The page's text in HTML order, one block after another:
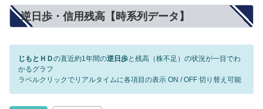
逆日歩・信用残高【時系列データ】
じもとＨＤの直近約1年間の逆日歩と残高（株不足）の状況が一目でわ
かるグラフ
ラベルクリックでリアルタイムに各項目の表示 ON / OFF 切り替え可能